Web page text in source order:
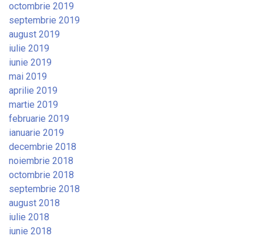
octombrie 2019
septembrie 2019
august 2019
iulie 2019
iunie 2019
mai 2019
aprilie 2019
martie 2019
februarie 2019
ianuarie 2019
decembrie 2018
noiembrie 2018
octombrie 2018
septembrie 2018
august 2018
iulie 2018
iunie 2018